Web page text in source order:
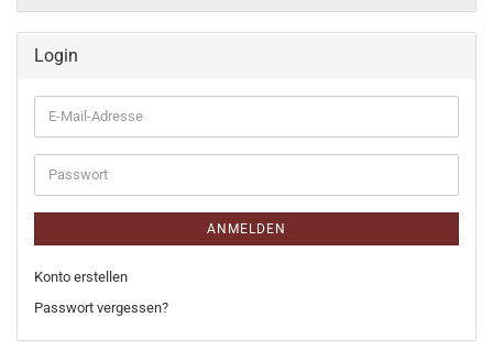
Login
E-
Mail-
Adresse
Passwort
ANMELDEN
Konto erstellen
Passwort vergessen?